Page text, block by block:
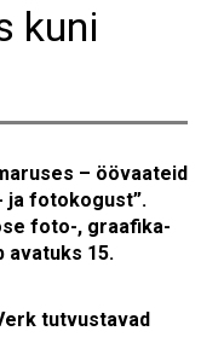
kuni
– öövaateid
ja fotokogust”.
foto-, graafika-
avatuks 15.
tutvustavad